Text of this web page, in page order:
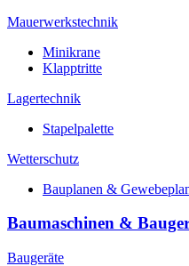
Mauerwerkstechnik
Minikrane
Klapptritte
Lagertechnik
Stapelpalette
Wetterschutz
Bauplanen &
Baumaschinen &
Baugeräte